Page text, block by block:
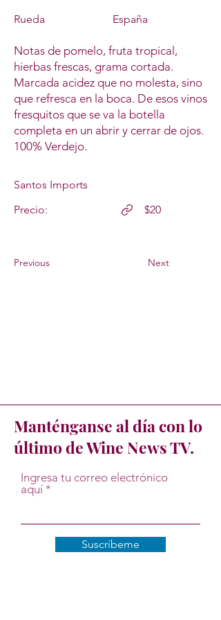
Rueda España
Notas de pomelo, fruta tropical,
hierbas frescas, grama cortada.
Marcada acidez que no molesta, sino
que refresca en la boca. De esos vinos
fresquitos que se va la botella
completa en un abrir y cerrar de ojos.
100% Verdejo.
Santos Imports
Precio:
Previous
$20
Next
Manténganse al día con lo
último de Wine News TV.
Ingresa tu correo electrónico
aquí
Suscríbeme